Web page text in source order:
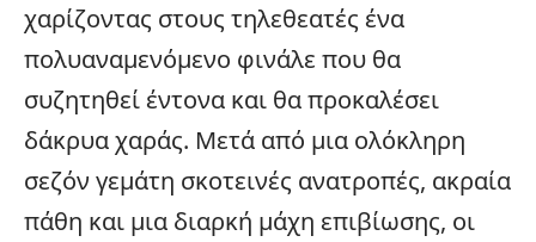
χαρίζοντας στους τηλεθεατές ένα
πολυαναμενόμενο φινάλε που θα
συζητηθεί έντονα και θα προκαλέσει
δάκρυα χαράς. Μετά από μια ολόκληρη
σεζόν γεμάτη σκοτεινές ανατροπές, ακραία
πάθη και μια διαρκή μάχη επιβίωσης, οι